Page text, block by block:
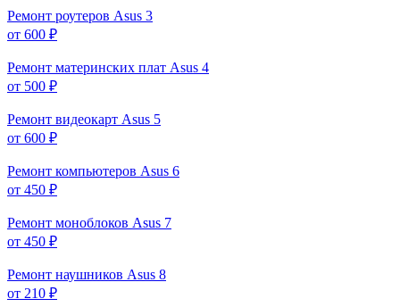
Ремонт роутеров Asus 3
от 600 ₽
Ремонт материнских плат Asus 4
от 500 ₽
Ремонт видеокарт Asus 5
от 600 ₽
Ремонт компьютеров Asus 6
от 450 ₽
Ремонт моноблоков Asus 7
от 450 ₽
Ремонт наушников Asus 8
от 210 ₽